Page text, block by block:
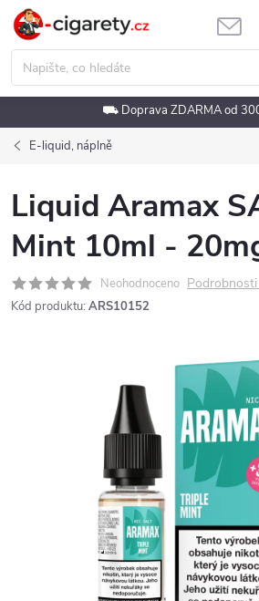
Přejít
obsah
⛟ Doprava ZDARMA od
E-liquid, náplně
Liquid Aramax
Mint 10ml -
Neohodnoceno
Kód produktu: ARS10152